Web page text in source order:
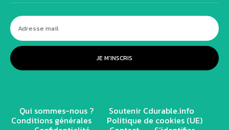
JE M'INSCRIS
Qui sommes-nous ? Soutenir Cdurable.info
Conditions générales Politique de cookies (UE)